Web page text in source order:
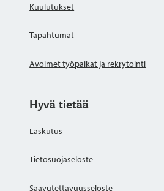
Kuulutukset
Tapahtumat
Avoimet työpaikat ja rekrytointi
Hyvä tietää
Laskutus
Tietosuojaseloste
Saavutettavuusseloste